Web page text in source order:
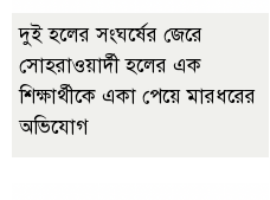
দুই হলের সংঘর্ষের জেরে
সোহরাওয়ার্দী হলের এক
শিক্ষার্থীকে একা পেয়ে মারধরের
অভিযোগ